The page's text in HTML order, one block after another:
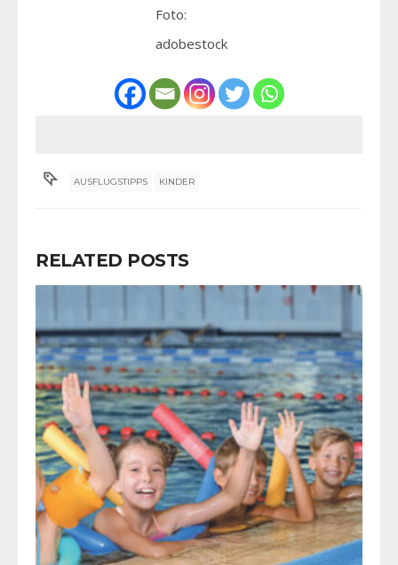
Foto:
adobestock
AUSFLUGSTIPPS KINDER
RELATED POSTS